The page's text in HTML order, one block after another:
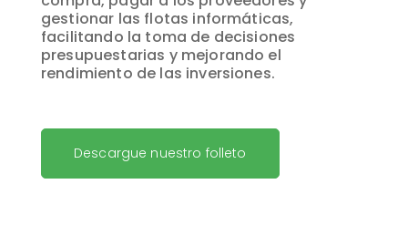
gestionar las flotas informáticas,
facilitando la toma de decisiones
presupuestarias y mejorando el
rendimiento de las inversiones.
Descargue nuestro folleto